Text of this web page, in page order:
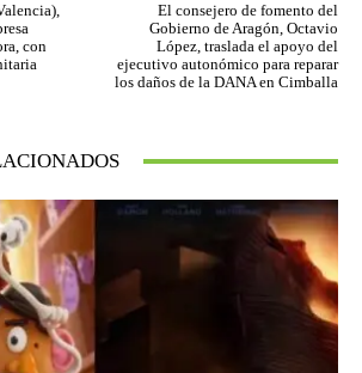
con
El consejero de fomento del
Gobierno de Aragón, Octavio
López, traslada el apoyo del
ejecutivo autonómico para reparar
los daños de la DANA en Cimballa